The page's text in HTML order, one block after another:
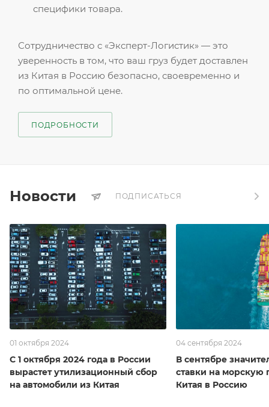
специфики товара.
Сотрудничество с «Эксперт-Логистик» — это
уверенность в том, что ваш груз будет доставлен
из Китая в Россию безопасно, своевременно и
по оптимальной цене.
ПОДРОБНОСТИ
Новости ПОДПИСАТЬСЯ
01 октября 2024
С 1 октября 2024 года в России
вырастет утилизационный сбор
на автомобили из Китая
04 сентября 2024
В сентябре
ставки на морскую
Китая в Россию